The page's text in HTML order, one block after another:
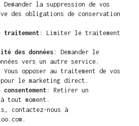
Demander la suppression de vos
des obligations de conservation
: Limiter le traitement
des données : Demander le
vers un autre service.
Vous opposer au traitement de vos
pour le marketing direct.
: Retirer un
tout moment.
contactez-nous à